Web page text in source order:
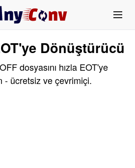
Dönüştürücü
dosyasını hızla EOT'ye
- ücretsiz ve çevrimiçi.